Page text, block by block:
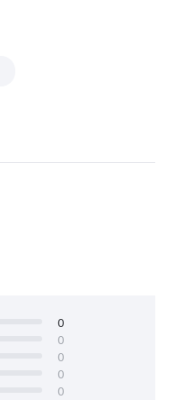
0
0
0
0
0